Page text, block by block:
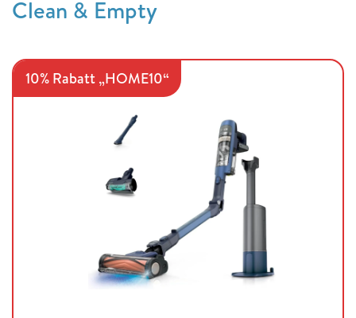
Clean & Empty
10% Rabatt „HOME10“